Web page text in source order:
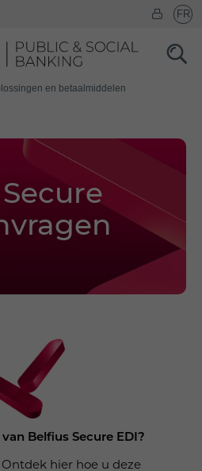
Belfius Secure EDI?
hier hoe u deze